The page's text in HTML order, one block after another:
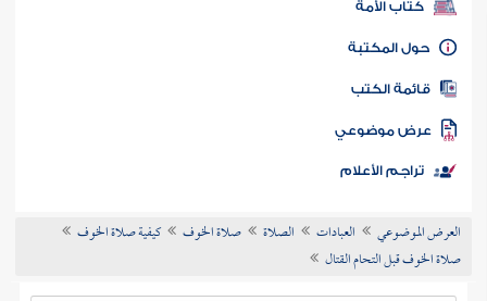
كتاب الأمة
المكتبة
الكتب
موضوعي
تراجم الأعلام
العرض الموضوعي العبادات الصلاة صلاة الخوف
كيفية صلاة الخوف
صلاة الخوف قبل التحام القتال